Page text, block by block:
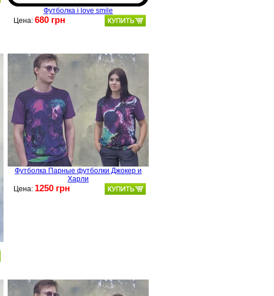
Футболка i love smile
Цена: 680 грн
Футболка Парные футболки Джокер и
Харли
Цена: 1250 грн